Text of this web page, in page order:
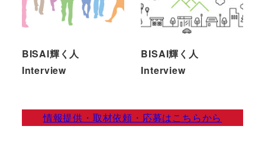
BISAI輝く人
Interview
BISAI輝く人
Interview
情報提供・取材依頼・応募はこちらから